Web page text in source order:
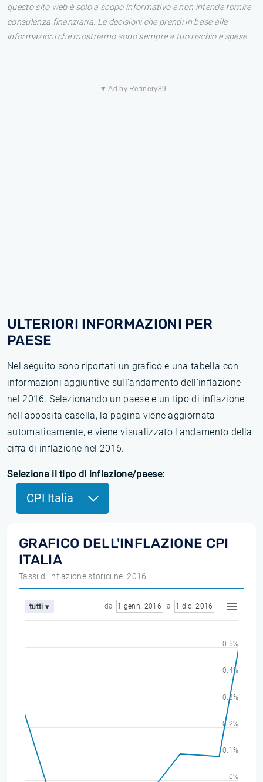
questo sito web è solo a scopo informativo e non intende fornire
consulenza finanziaria. Le decisioni che prendi in base alle
informazioni che mostriamo sono sempre a tuo rischio e spese.
▼ Ad by Refinery89
ULTERIORI INFORMAZIONI PER
PAESE
Nel seguito sono riportati un grafico e una tabella con
informazioni aggiuntive sull'andamento dell'inflazione
nel 2016. Selezionando un paese e un tipo di inflazione
nell'apposita casella, la pagina viene aggiornata
automaticamente, e viene visualizzato l'andamento della
cifra di inflazione nel 2016.
Seleziona il tipo di inflazione/paese:
CPI Italia
GRAFICO DELL'INFLAZIONE CPI
ITALIA
Tassi di inflazione storici nel 2016
tutti ▾ da 1 genn. 2016 a 1 dic. 2016
0%
0.1%
0.2%
0.3%
0.4%
0.5%